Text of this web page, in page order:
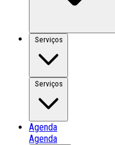
Serviços
Serviços
Agenda
Agenda